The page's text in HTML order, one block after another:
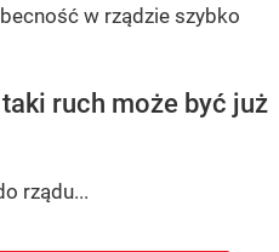
w rządzie szybko
ruch może być już
rządu...